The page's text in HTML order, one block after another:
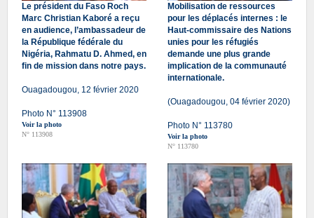
Le président du Faso Roch
Marc Christian Kaboré a reçu
en audience, l’ambassadeur de
la République fédérale du
Nigéria, Rahmatu D. Ahmed, en
fin de mission dans notre pays.
Ouagadougou, 12 février 2020
Photo N° 113908
Voir la photo
N° 113908
Mobilisation de ressources
pour les déplacés internes : le
Haut-commissaire des Nations
unies pour les réfugiés
demande une plus grande
implication de la communauté
internationale.
(Ouagadougou, 04 février 2020)
Photo N° 113780
Voir la photo
N° 113780